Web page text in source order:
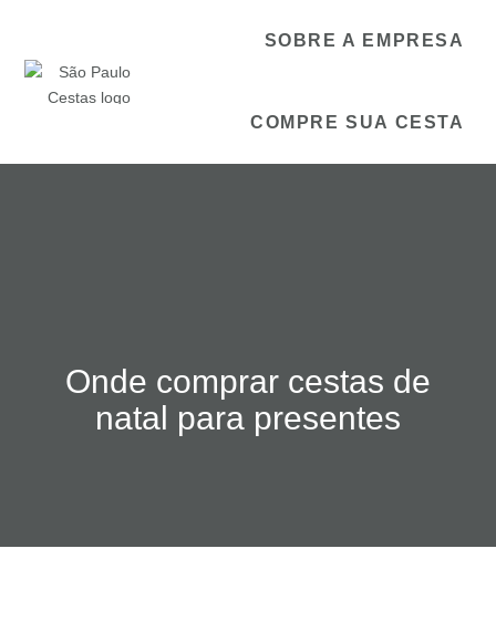
SOBRE A EMPRESA
COMPRE SUA CESTA
Onde comprar cestas de
natal para presentes